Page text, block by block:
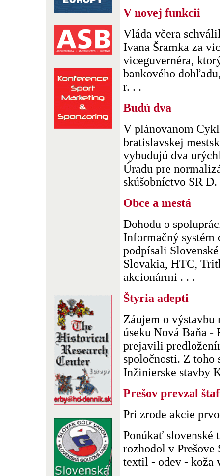
V novej funkcii
Vláda včera
Ivana Šramka za
viceguvernéra,
bankového
r. . .
Budú dva
V plánovanom
bratislavskej
vybudujú dva
Úradu pre
skúšobníctvo SR D.
Obce a mestá
Dohodu o
Informačný systém
podpísali
Slovakia, HTC,
akcionármi . . .
Štyria adepti
Záujem o výstavbu
úseku Nová Baňa -
prejavili
spoločnosti. Z toho
Inžinierske stavby
Prešov prevzal
Pri zrode akcie
Ponúkať slovenské
rozhodol v Prešove
textil - odev - koža